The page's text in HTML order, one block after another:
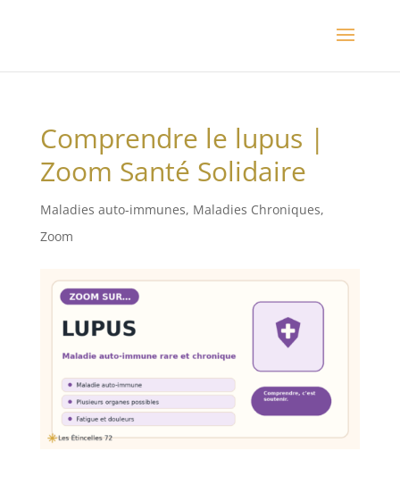
Comprendre le lupus |
Zoom Santé Solidaire
Maladies auto-immunes, Maladies Chroniques,
Zoom